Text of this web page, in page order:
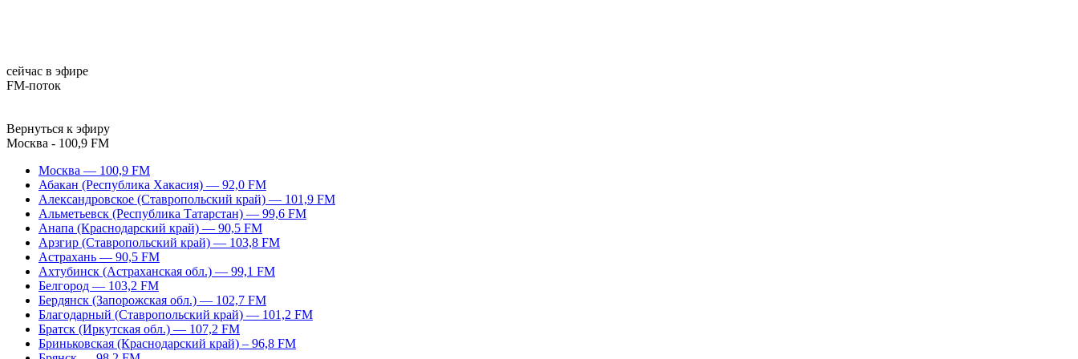
сейчас в эфире
FM-поток
Вернуться к эфиру
Москва - 100,9 FM
Москва — 100,9 FM
Абакан (Республика Хакасия) — 92,0 FM
Александровское (Ставропольский край) — 101,9 FM
Альметьевск (Республика Татарстан) — 99,6 FM
Анапа (Краснодарский край) — 90,5 FM
Арзгир (Ставропольский край) — 103,8 FM
Астрахань — 90,5 FM
Ахтубинск (Астраханская обл.) — 99,1 FM
Белгород — 103,2 FM
Бердянск (Запорожская обл.) — 102,7 FM
Благодарный (Ставропольский край) — 101,2 FM
Братск (Иркутская обл.) — 107,2 FM
Бриньковская (Краснодарский край) – 96,8 FM